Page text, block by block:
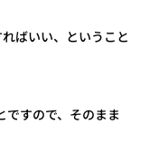
ばいい、ということ
ですので、そのまま